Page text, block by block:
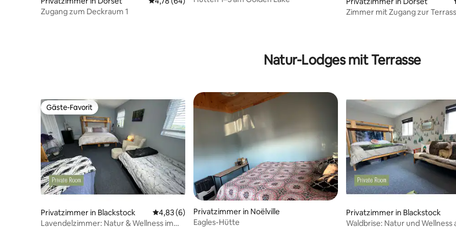
Zugang zum Deckraum 1
Zimmer mit Zugang zur
Natur-Lodges mit Terrasse
Gäste-Favorit
Gäste-Favorit
Privatzimmer in Blackstock Durchschnittliche Bewertung: 4,83 von 5, 6 Bewertungen
4,83 (6)
Lavendelzimmer: Natur & Wellness im
Privatzimmer in Noëlville
Eagles-Hütte
Privatzimmer in Blackstock
Waldbrise: Natur und Wellness